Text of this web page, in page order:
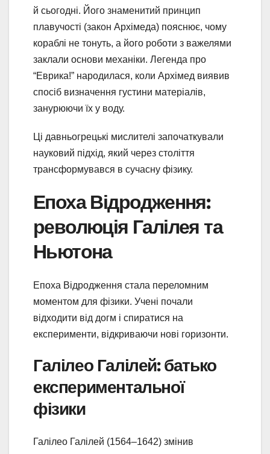
й сьогодні. Його знаменитий принцип
плавучості (закон Архімеда) пояснює, чому
кораблі не тонуть, а його роботи з важелями
заклали основи механіки. Легенда про
“Еврика!” народилася, коли Архімед виявив
спосіб визначення густини матеріалів,
занурюючи їх у воду.
Ці давньогрецькі мислителі започаткували
науковий підхід, який через століття
трансформувався в сучасну фізику.
Епоха Відродження:
революція Галілея та
Ньютона
Епоха Відродження стала переломним
моментом для фізики. Учені почали
відходити від догм і спиратися на
експерименти, відкриваючи нові горизонти.
Галілео Галілей: батько
експериментальної
фізики
Галілео Галілей (1564–1642) змінив